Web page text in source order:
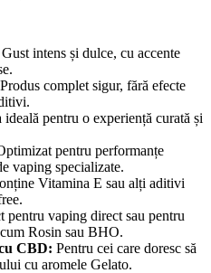
Gust intens și dulce, cu accente
Produs complet sigur, fără efecte
pentru o experiență curată și
pentru performanțe
vaping specializate.
Vitamina E sau alți aditivi
pentru vaping direct sau pentru
Rosin sau BHO.
CBD: Pentru cei care doresc să
cu aromele Gelato.